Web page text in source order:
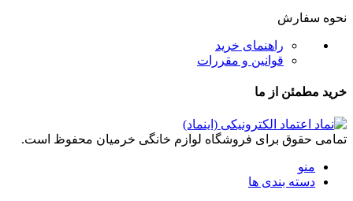
نحوه سفارش
راهنمای خرید
قوانین و مقررات
خرید مطمئن از ما
تمامی حقوق برای فروشگاه لوازم خانگی خرمیان محفوظ است.
منو
دسته بندی ها